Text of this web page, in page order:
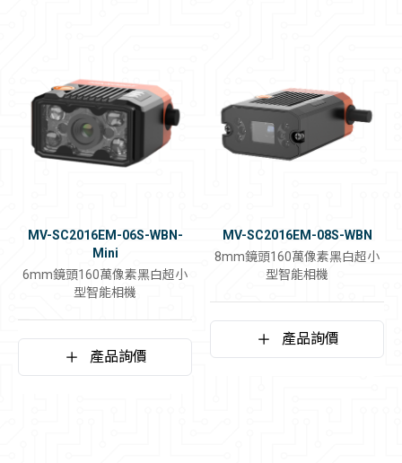
MV-SC2016EM-06S-WBN-
Mini
6mm鏡頭160萬像素黑白超小
型智能相機
產品詢價
MV-SC2016EM-08S-WBN
8mm鏡頭160萬像素黑白超小
型智能相機
產品詢價